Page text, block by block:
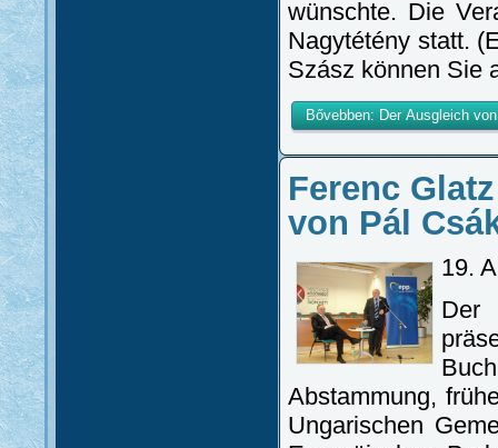
wünschte. Die
Nagytétény statt.
Szász können Sie
Bővebben: Der Ausgleich
Ferenc
von Pál
19.
Der
Abstammung,
Ungarischen